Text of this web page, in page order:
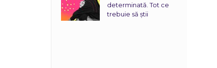
determinată. Tot ce
trebuie să știi